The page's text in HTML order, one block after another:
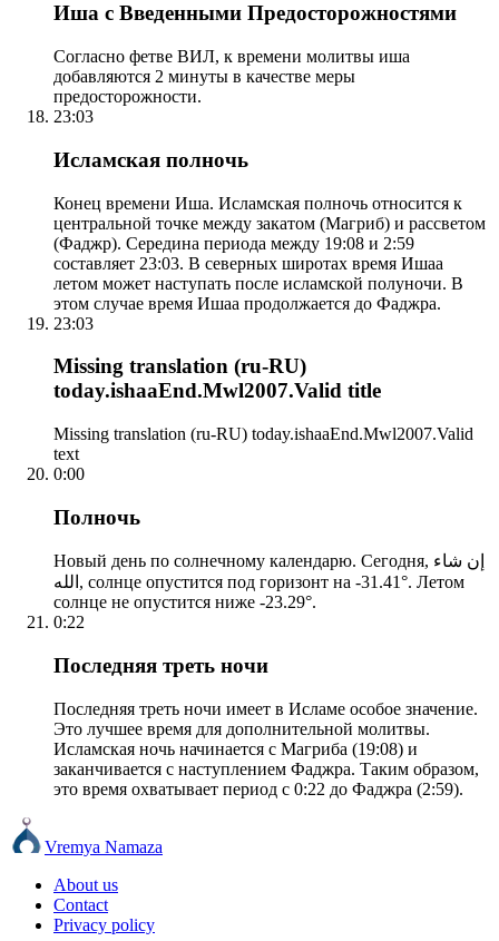
Иша с Введенными Предосторожностями
Согласно фетве ВИЛ, к времени молитвы иша
добавляются 2 минуты в качестве меры
предосторожности.
23:03
Исламская полночь
Конец времени Иша. Исламская полночь относится к
центральной точке между закатом (Магриб) и рассветом
(Фаджр). Середина периода между 19:08 и 2:59
составляет 23:03. В северных широтах время Ишаа
летом может наступать после исламской полуночи. В
этом случае время Ишаа продолжается до Фаджра.
23:03
Missing translation (ru-RU)
today.ishaaEnd.Mwl2007.Valid title
Missing translation (ru-RU) today.ishaaEnd.Mwl2007.Valid
text
0:00
Полночь
Новый день по солнечному календарю. Сегодня, إن شاء
الله, солнце опустится под горизонт на -31.41°. Летом
солнце не опустится ниже -23.29°.
0:22
Последняя треть ночи
Последняя треть ночи имеет в Исламе особое значение.
Это лучшее время для дополнительной молитвы.
Исламская ночь начинается с Магриба (19:08) и
заканчивается с наступлением Фаджра. Таким образом,
это время охватывает период с 0:22 до Фаджра (2:59).
Vremya Namaza
About us
Contact
Privacy policy